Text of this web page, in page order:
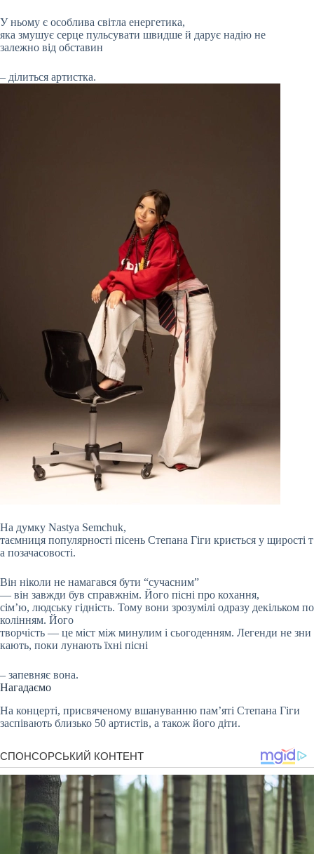
У ньому є особлива світла енергетика,
яка змушує серце пульсувати швидше й дарує надію не
залежно від обставин
– ділиться артистка.
На думку Nastya Semchuk,
таємниця популярності пісень Степана Гіги криється у щирості т
а позачасовості.
Він ніколи не намагався бути “сучасним”
— він завжди був справжнім. Його пісні про кохання,
сім’ю, людську гідність. Тому вони зрозумілі одразу декільком по
колінням. Його
творчість — це міст між минулим і сьогоденням. Легенди не зни
кають, поки лунають їхні пісні
– запевняє вона.
Нагадаємо
На концерті, присвяченому вшануванню пам’яті Степана Гіги
заспівають близько 50 артистів, а також його діти.